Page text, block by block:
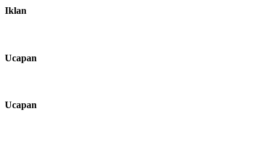
Iklan
Ucapan
Ucapan